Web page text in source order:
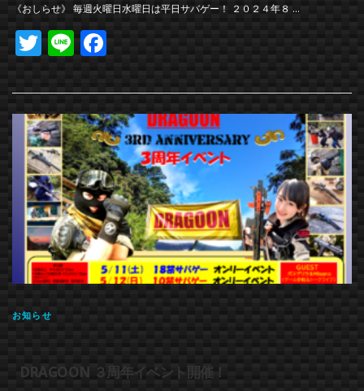
《おしらせ》 毎週火曜日水曜日は平日サバゲー！ ２０２４年８ …
Twitter
Line
お知らせ
DRAGOON ３周年イベント開催！